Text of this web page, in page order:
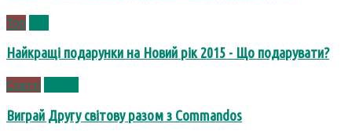
Топ
Найкращі подарунки на Новий рік 2015 - Що подарувати?
Статті
Виграй Другу світову разом з Commandos